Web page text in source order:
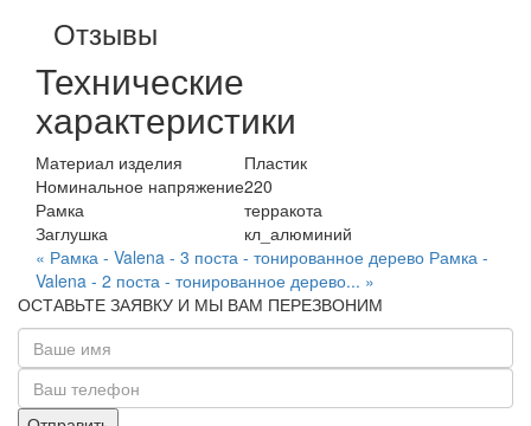
Отзывы
Технические
характеристики
Материал изделия
Пластик
Номинальное напряжение220
Рамка
терракота
Заглушка
кл_алюминий
« Рамка - Valena - 3 поста - тонированное дерево Рамка -
Valena - 2 поста - тонированное дерево... »
ОСТАВЬТЕ ЗАЯВКУ И МЫ ВАМ ПЕРЕЗВОНИМ